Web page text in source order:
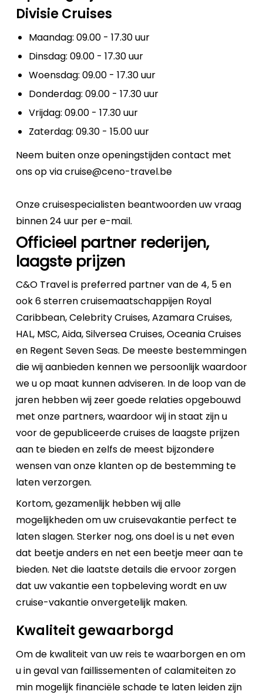
Divisie Cruises
Maandag: 09.00 - 17.30 uur
Dinsdag: 09.00 - 17.30 uur
Woensdag: 09.00 - 17.30 uur
Donderdag: 09.00 - 17.30 uur
Vrijdag: 09.00 - 17.30 uur
Zaterdag: 09.30 - 15.00 uur
Neem buiten onze openingstijden contact met
ons op via cruise@ceno-travel.be
Onze cruisespecialisten beantwoorden uw vraag
binnen 24 uur per e-mail.
Officieel partner rederijen,
laagste prijzen
C&O Travel is preferred partner van de 4, 5 en
ook 6 sterren cruisemaatschappijen Royal
Caribbean, Celebrity Cruises, Azamara Cruises,
HAL, MSC, Aida, Silversea Cruises, Oceania Cruises
en Regent Seven Seas. De meeste bestemmingen
die wij aanbieden kennen we persoonlijk waardoor
we u op maat kunnen adviseren. In de loop van de
jaren hebben wij zeer goede relaties opgebouwd
met onze partners, waardoor wij in staat zijn u
voor de gepubliceerde cruises de laagste prijzen
aan te bieden en zelfs de meest bijzondere
wensen van onze klanten op de bestemming te
laten verzorgen.
Kortom, gezamenlijk hebben wij alle
mogelijkheden om uw cruisevakantie perfect te
laten slagen. Sterker nog, ons doel is u net even
dat beetje anders en net een beetje meer aan te
bieden. Net die laatste details die ervoor zorgen
dat uw vakantie een topbeleving wordt en uw
cruise-vakantie onvergetelijk maken.
Kwaliteit gewaarborgd
Om de kwaliteit van uw reis te waarborgen en om
u in geval van faillissementen of calamiteiten zo
min mogelijk financiële schade te laten leiden zijn